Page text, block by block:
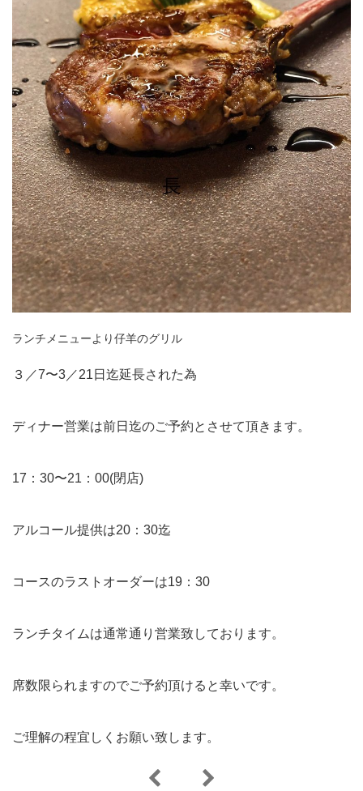
ランチメニューより仔羊のグリル
３／7〜3／21日迄延長された為
ディナー営業は前日迄のご予約とさせて頂きます。
17：30〜21：00(閉店)
アルコール提供は20：30迄
コースのラストオーダーは19：30
ランチタイムは通常通り営業致しております。
席数限られますのでご予約頂けると幸いです。
ご理解の程宜しくお願い致します。